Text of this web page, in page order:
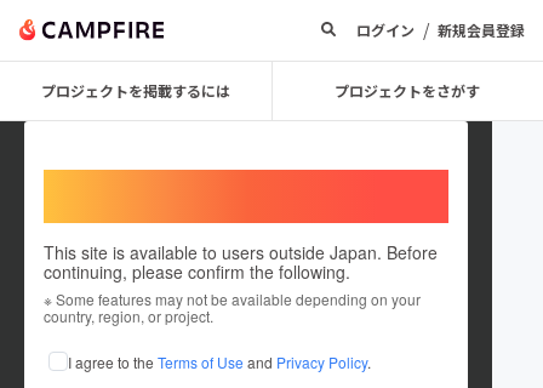
ログイン / 新規会員登録
プロジェクトを掲載するには プロジェクトをさがす
This site is available to users outside Japan. Before
continuing, please confirm the following.
※ Some features may not be available depending on your
country, region, or project.
I agree to the Terms of Use and Privacy Policy.
project_comfy
これまでに1件のプロジェクトを投稿しています